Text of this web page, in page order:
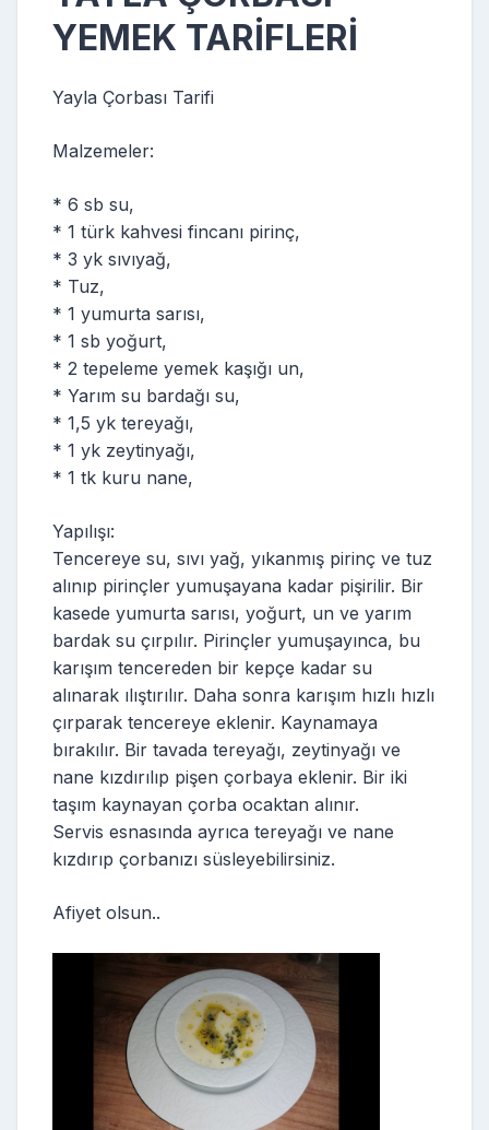
YEMEK TARİFLERİ
Yayla Çorbası Tarifi
Malzemeler:
* 6 sb su,
* 1 türk kahvesi fincanı pirinç,
* 3 yk sıvıyağ,
* Tuz,
* 1 yumurta sarısı,
* 1 sb yoğurt,
* 2 tepeleme yemek kaşığı un,
* Yarım su bardağı su,
* 1,5 yk tereyağı,
* 1 yk zeytinyağı,
* 1 tk kuru nane,
Yapılışı:
Tencereye su, sıvı yağ, yıkanmış pirinç ve tuz
alınıp pirinçler yumuşayana kadar pişirilir. Bir
kasede yumurta sarısı, yoğurt, un ve yarım
bardak su çırpılır. Pirinçler yumuşayınca, bu
karışım tencereden bir kepçe kadar su
alınarak ılıştırılır. Daha sonra karışım hızlı hızlı
çırparak tencereye eklenir. Kaynamaya
bırakılır. Bir tavada tereyağı, zeytinyağı ve
nane kızdırılıp pişen çorbaya eklenir. Bir iki
taşım kaynayan çorba ocaktan alınır.
Servis esnasında ayrıca tereyağı ve nane
kızdırıp çorbanızı süsleyebilirsiniz.
Afiyet olsun..